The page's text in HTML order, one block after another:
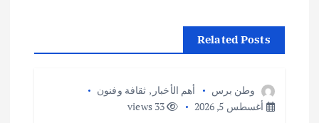
ح
Related Posts
وطن برس أهم الأخبار , ثقافة وفنون
أغسطس 5, 2026
33 views